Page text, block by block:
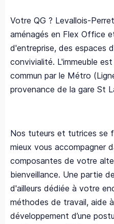
Votre QG ? Levallois-
aménagés en Flex Office
d'entreprise, des espaces
convivialité. L'immeuble
commun par le Métro
provenance de la gare St
Nos tuteurs et tutrices se
mieux vous accompagner
composantes de votre
bienveillance. Une partie
d'ailleurs dédiée à votre
méthodes de travail, aide
développement d’une